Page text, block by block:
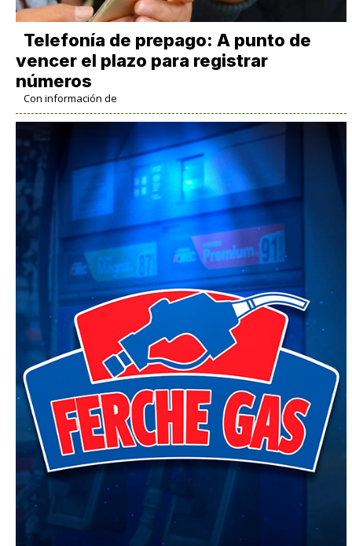
Telefonía de prepago: A punto de
vencer el plazo para registrar
números
Con información de